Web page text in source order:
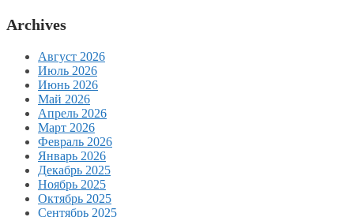
Archives
Август 2026
Июль 2026
Июнь 2026
Май 2026
Апрель 2026
Март 2026
Февраль 2026
Январь 2026
Декабрь 2025
Ноябрь 2025
Октябрь 2025
Сентябрь 2025